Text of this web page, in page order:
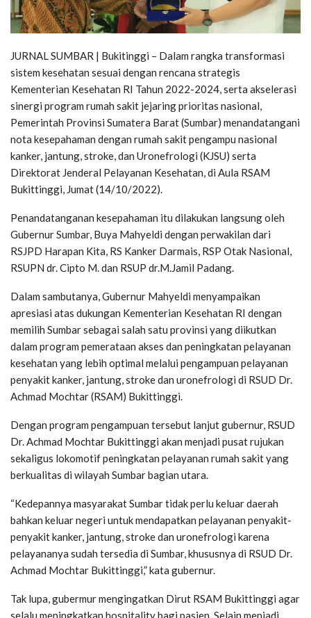
JURNAL SUMBAR | Bukitinggi – Dalam rangka transformasi
sistem kesehatan sesuai dengan rencana strategis
Kementerian Kesehatan RI Tahun 2022-2024, serta akselerasi
sinergi program rumah sakit jejaring prioritas nasional,
Pemerintah Provinsi Sumatera Barat (Sumbar) menandatangani
nota kesepahaman dengan rumah sakit pengampu nasional
kanker, jantung, stroke, dan Uronefrologi (KJSU) serta
Direktorat Jenderal Pelayanan Kesehatan, di Aula RSAM
Bukittinggi, Jumat (14/10/2022).
Penandatanganan kesepahaman itu dilakukan langsung oleh
Gubernur Sumbar, Buya Mahyeldi dengan perwakilan dari
RSJPD Harapan Kita, RS Kanker Darmais, RSP Otak Nasional,
RSUPN dr. Cipto M. dan RSUP dr.M.Jamil Padang.
Dalam sambutanya, Gubernur Mahyeldi menyampaikan
apresiasi atas dukungan Kementerian Kesehatan RI dengan
memilih Sumbar sebagai salah satu provinsi yang diikutkan
dalam program pemerataan akses dan peningkatan pelayanan
kesehatan yang lebih optimal melalui pengampuan pelayanan
penyakit kanker, jantung, stroke dan uronefrologi di RSUD Dr.
Achmad Mochtar (RSAM) Bukittinggi.
Dengan program pengampuan tersebut lanjut gubernur, RSUD
Dr. Achmad Mochtar Bukittinggi akan menjadi pusat rujukan
sekaligus lokomotif peningkatan pelayanan rumah sakit yang
berkualitas di wilayah Sumbar bagian utara.
“Kedepannya masyarakat Sumbar tidak perlu keluar daerah
bahkan keluar negeri untuk mendapatkan pelayanan penyakit-
penyakit kanker, jantung, stroke dan uronefrologi karena
pelayananya sudah tersedia di Sumbar, khususnya di RSUD Dr.
Achmad Mochtar Bukittinggi,” kata gubernur.
Tak lupa, gubermur mengingatkan Dirut RSAM Bukittinggi agar